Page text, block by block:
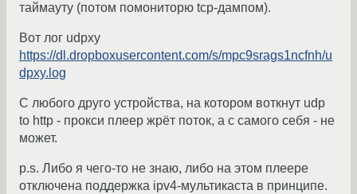
таймауту (потом помониторю tcp-дампом).
Вот лог udpxy
https://dl.dropboxusercontent.com/s/mpc9srags1ncfnh/u
dpxy.log
С любого друго устройства, на котором воткнут udp
to http - прокси плеер жрёт поток, а с самого себя - не
может.
p.s. Либо я чего-то не знаю, либо на этом плеере
отключена поддержка ipv4-мультикаста в принципе.